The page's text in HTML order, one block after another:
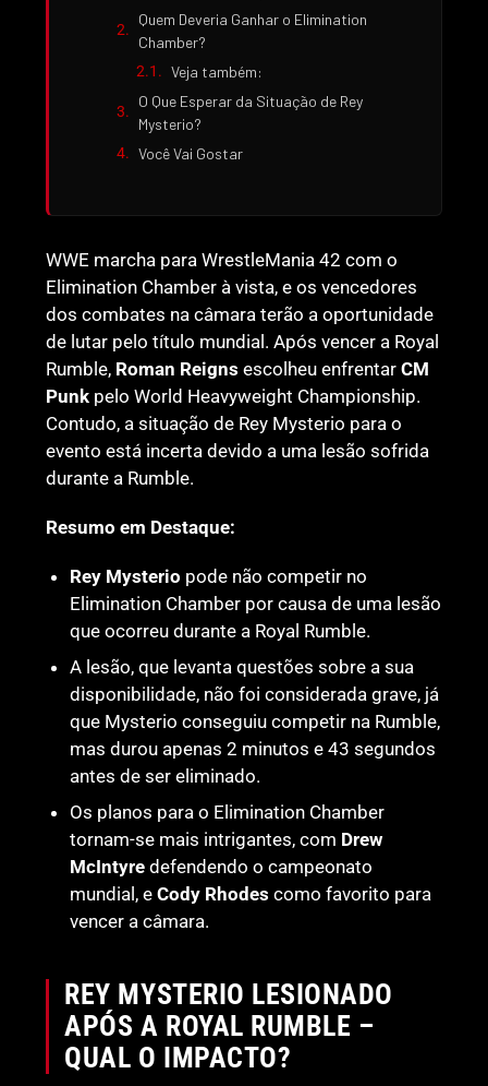
Quem Deveria Ganhar o Elimination
Chamber?
Veja também:
O Que Esperar da Situação de Rey
Mysterio?
Você Vai Gostar
WWE marcha para WrestleMania 42 com o
Elimination Chamber à vista, e os vencedores
dos combates na câmara terão a oportunidade
de lutar pelo título mundial. Após vencer a Royal
Rumble, Roman Reigns escolheu enfrentarCM
Punk pelo World Heavyweight Championship.
Contudo, a situação de Rey Mysterio para o
evento está incerta devido a uma lesão sofrida
durante a Rumble.
Resumo em Destaque:
Rey Mysterio pode não competir no
Elimination Chamber por causa de uma lesão
que ocorreu durante a Royal Rumble.
A lesão, que levanta questões sobre a sua
disponibilidade, não foi considerada grave, já
que Mysterio conseguiu competir na Rumble,
mas durou apenas 2 minutos e 43 segundos
antes de ser eliminado.
Os planos para o Elimination Chamber
tornam-se mais intrigantes, com Drew
McIntyre defendendo o campeonato
mundial, eCody Rhodes como favorito para
vencer a câmara.
REY MYSTERIO LESIONADO
APÓS A ROYAL RUMBLE –
QUAL O IMPACTO?